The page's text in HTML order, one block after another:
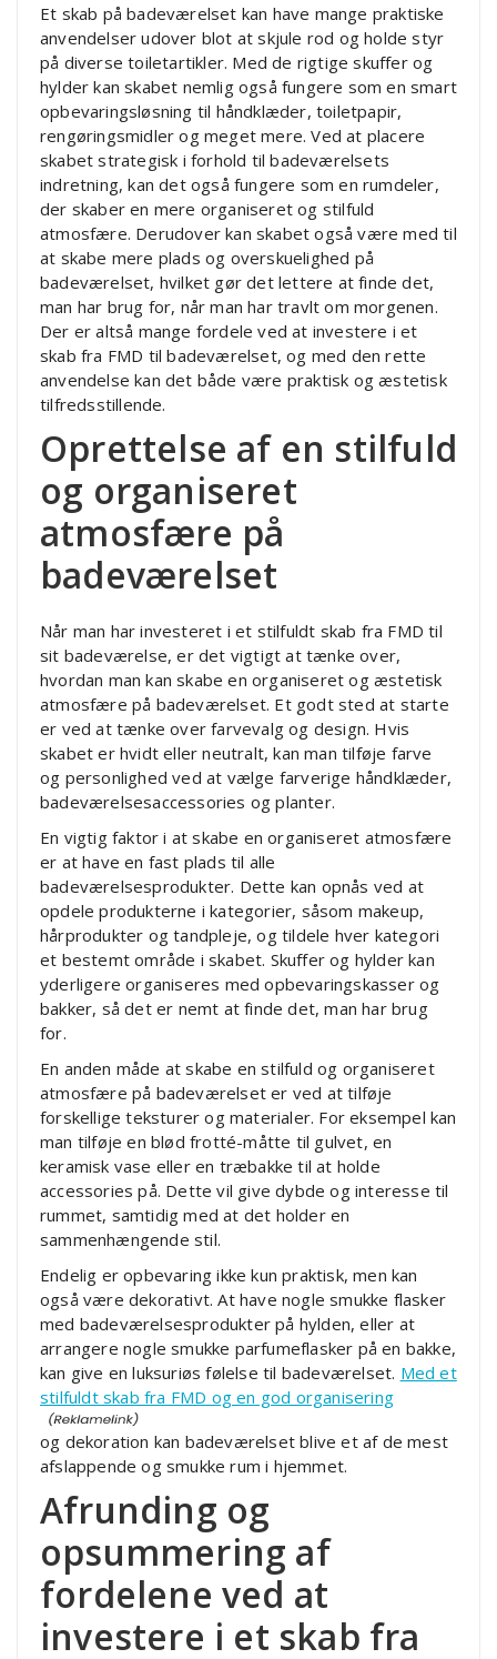
Et skab på badeværelset kan have mange praktiske
anvendelser udover blot at skjule rod og holde styr
på diverse toiletartikler. Med de rigtige skuffer og
hylder kan skabet nemlig også fungere som en smart
opbevaringsløsning til håndklæder, toiletpapir,
rengøringsmidler og meget mere. Ved at placere
skabet strategisk i forhold til badeværelsets
indretning, kan det også fungere som en rumdeler,
der skaber en mere organiseret og stilfuld
atmosfære. Derudover kan skabet også være med til
at skabe mere plads og overskuelighed på
badeværelset, hvilket gør det lettere at finde det,
man har brug for, når man har travlt om morgenen.
Der er altså mange fordele ved at investere i et
skab fra FMD til badeværelset, og med den rette
anvendelse kan det både være praktisk og æstetisk
tilfredsstillende.
Oprettelse af en stilfuld
og organiseret
atmosfære på
badeværelset
Når man har investeret i et stilfuldt skab fra FMD til
sit badeværelse, er det vigtigt at tænke over,
hvordan man kan skabe en organiseret og æstetisk
atmosfære på badeværelset. Et godt sted at starte
er ved at tænke over farvevalg og design. Hvis
skabet er hvidt eller neutralt, kan man tilføje farve
og personlighed ved at vælge farverige håndklæder,
badeværelsesaccessories og planter.
En vigtig faktor i at skabe en organiseret atmosfære
er at have en fast plads til alle
badeværelsesprodukter. Dette kan opnås ved at
opdele produkterne i kategorier, såsom makeup,
hårprodukter og tandpleje, og tildele hver kategori
et bestemt område i skabet. Skuffer og hylder kan
yderligere organiseres med opbevaringskasser og
bakker, så det er nemt at finde det, man har brug
for.
En anden måde at skabe en stilfuld og organiseret
atmosfære på badeværelset er ved at tilføje
forskellige teksturer og materialer. For eksempel kan
man tilføje en blød frotté-måtte til gulvet, en
keramisk vase eller en træbakke til at holde
accessories på. Dette vil give dybde og interesse til
rummet, samtidig med at det holder en
sammenhængende stil.
Endelig er opbevaring ikke kun praktisk, men kan
også være dekorativt. At have nogle smukke flasker
med badeværelsesprodukter på hylden, eller at
arrangere nogle smukke parfumeflasker på en bakke,
kan give en luksuriøs følelse til badeværelset. Med et
stilfuldt skab fra FMD og en god organisering
og dekoration kan badeværelset blive et af de mest
afslappende og smukke rum i hjemmet.
Afrunding og
opsummering af
fordelene ved at
investere i et skab fra